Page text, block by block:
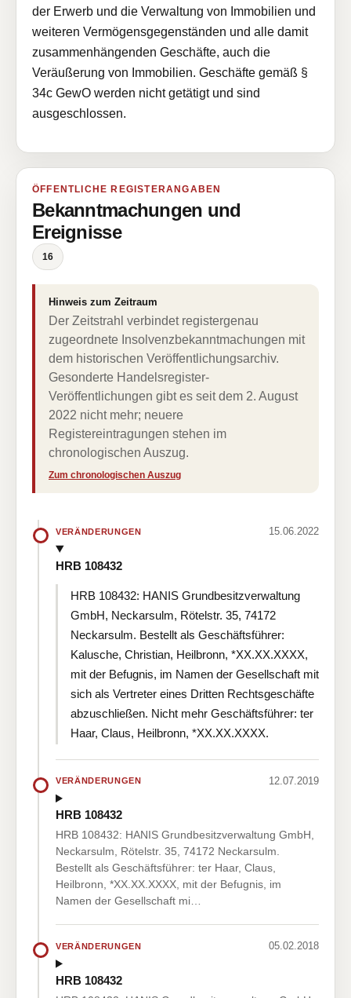
der Erwerb und die Verwaltung von Immobilien und
weiteren Vermögensgegenständen und alle damit
zusammenhängenden Geschäfte, auch die
Veräußerung von Immobilien. Geschäfte gemäß §
34c GewO werden nicht getätigt und sind
ausgeschlossen.
ÖFFENTLICHE REGISTERANGABEN
Bekanntmachungen und
Ereignisse
16
Hinweis zum Zeitraum
Der Zeitstrahl verbindet registergenau
zugeordnete Insolvenzbekanntmachungen mit
dem historischen Veröffentlichungsarchiv.
Gesonderte Handelsregister-
Veröffentlichungen gibt es seit dem 2. August
2022 nicht mehr; neuere
Registereintragungen stehen im
chronologischen Auszug.
Zum chronologischen Auszug
VERÄNDERUNGEN 15.06.2022
HRB 108432
HRB 108432: HANIS Grundbesitzverwaltung
GmbH, Neckarsulm, Rötelstr. 35, 74172
Neckarsulm. Bestellt als Geschäftsführer:
Kalusche, Christian, Heilbronn, *XX.XX.XXXX,
mit der Befugnis, im Namen der Gesellschaft mit
sich als Vertreter eines Dritten Rechtsgeschäfte
abzuschließen. Nicht mehr Geschäftsführer: ter
Haar, Claus, Heilbronn, *XX.XX.XXXX.
VERÄNDERUNGEN 12.07.2019
HRB 108432
HRB 108432: HANIS Grundbesitzverwaltung GmbH,
Neckarsulm, Rötelstr. 35, 74172 Neckarsulm.
Bestellt als Geschäftsführer: ter Haar, Claus,
Heilbronn, *XX.XX.XXXX, mit der Befugnis, im
Namen der Gesellschaft mi…
VERÄNDERUNGEN 05.02.2018
HRB 108432